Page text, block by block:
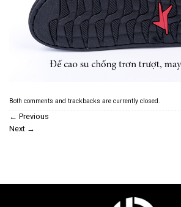
Both comments and trackbacks are currently closed.
← Previous
Next →